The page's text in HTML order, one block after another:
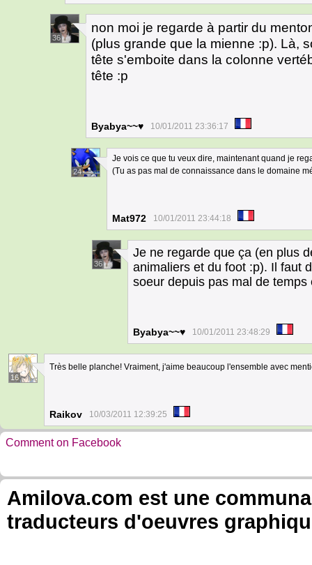
36
non moi je regarde à partir du
(plus grande que la mienne :p). Là,
tête s'emboite dans la colonne
tête :p
Byabya~~♥ 10/01/2011 23:36:17
24
Je vois ce que tu veux dire, maintenant quand je
(Tu as pas mal de connaissance dans le domaine
Mat972 10/01/2011 23:44:18
36
Je ne regarde que ça (en plus
animaliers et du foot :p). Il faut
soeur depuis pas mal de
Byabya~~♥ 10/01/2011 23:48:29
16
Très belle planche! Vraiment, j'aime beaucoup l'ensemble avec
Raikov 10/03/2011 12:39:25
Comment on Facebook
Amilova.com est une
traducteurs d'oeuvres